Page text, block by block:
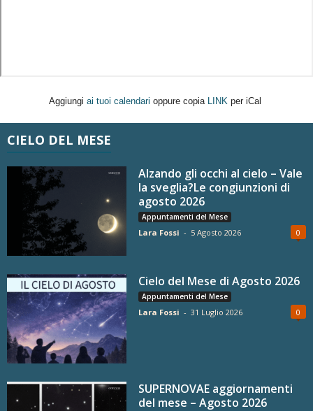
Aggiungi ai tuoi calendari oppure copia LINK per iCal
CIELO DEL MESE
Alzando gli occhi al cielo – Vale
la sveglia?Le congiunzioni di
agosto 2026
Appuntamenti del Mese
Lara Fossi - 5 Agosto 2026 0
Cielo del Mese di Agosto 2026
Appuntamenti del Mese
Lara Fossi - 31 Luglio 2026 0
SUPERNOVAE aggiornamenti
del mese – Agosto 2026